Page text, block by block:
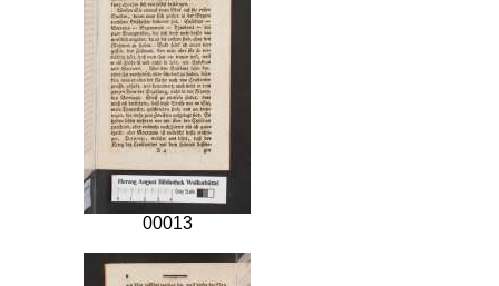
00013